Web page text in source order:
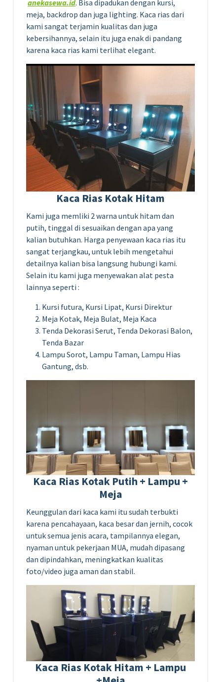
anekasewa.id. Bisa dipadukan dengan kursi,
meja, backdrop dan juga lighting. Kaca rias dari
kami sangat terjamin kualitas dan juga
kebersihannya, selain itu juga enak di pandang
karena kaca rias kami terlihat elegant.
Kaca Rias Kotak Hitam
Kami juga memliki 2 warna untuk hitam dan
putih, tinggal di sesuaikan dengan apa yang
kalian butuhkan. Harga penyewaan kaca rias itu
sangat terjangkau, untuk lebih mengetahui
detailnya kalian bisa langsung hubungi kami.
Selain itu kami juga menyewakan alat pesta
lainnya seperti :
Kursi futura, Kursi Lipat, Kursi Direktur
Meja Kotak, Meja Bulat, Meja Kaca
Tenda Dekorasi Serut, Tenda Dekorasi Balon,
Tenda Bazar
Lampu Sorot, Lampu Taman, Lampu Hias
Gantung, dsb.
Kaca Rias Kotak Putih + Lampu +
Meja
Keunggulan dari kaca kami itu sudah terbukti
karena pencahayaan, kaca besar dan jernih, cocok
untuk semua jenis acara, tampilannya elegan,
nyaman untuk pekerjaan MUA, mudah dipasang
dan dipindahkan, meningkatkan kualitas
foto/video juga aman dan stabil.
Kaca Rias Kotak Hitam + Lampu